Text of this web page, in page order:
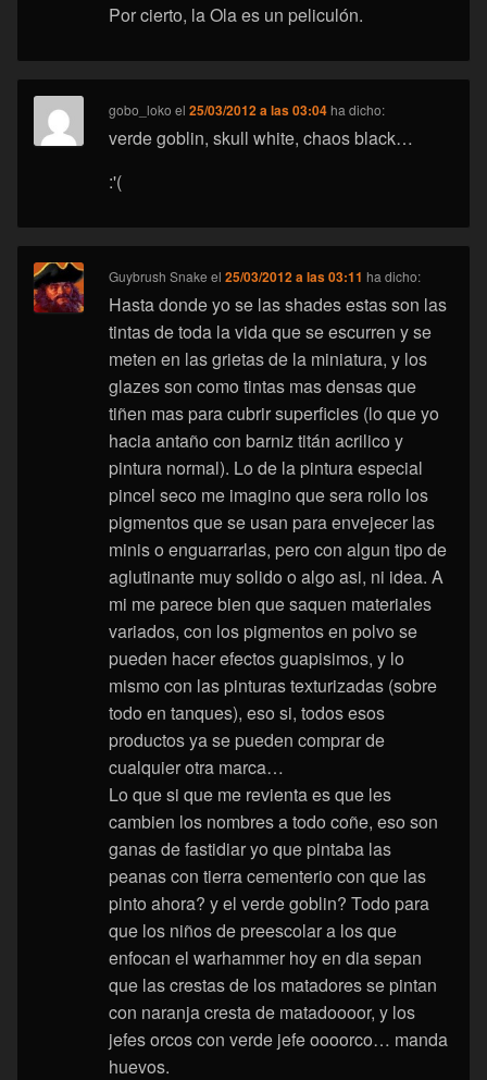
Por cierto, la Ola es un peliculón.
gobo_loko el25/03/2012 a las 03:04 ha dicho:
verde goblin, skull white, chaos black…
:'(
Guybrush Snake el25/03/2012 a las 03:11 ha dicho:
Hasta donde yo se las shades estas son las
tintas de toda la vida que se escurren y se
meten en las grietas de la miniatura, y los
glazes son como tintas mas densas que
tiñen mas para cubrir superficies (lo que yo
hacia antaño con barniz titán acrilico y
pintura normal). Lo de la pintura especial
pincel seco me imagino que sera rollo los
pigmentos que se usan para envejecer las
minis o enguarrarlas, pero con algun tipo de
aglutinante muy solido o algo asi, ni idea. A
mi me parece bien que saquen materiales
variados, con los pigmentos en polvo se
pueden hacer efectos guapisimos, y lo
mismo con las pinturas texturizadas (sobre
todo en tanques), eso si, todos esos
productos ya se pueden comprar de
cualquier otra marca…
Lo que si que me revienta es que les
cambien los nombres a todo coñe, eso son
ganas de fastidiar yo que pintaba las
peanas con tierra cementerio con que las
pinto ahora? y el verde goblin? Todo para
que los niños de preescolar a los que
enfocan el warhammer hoy en dia sepan
que las crestas de los matadores se pintan
con naranja cresta de matadoooor, y los
jefes orcos con verde jefe oooorco… manda
huevos.